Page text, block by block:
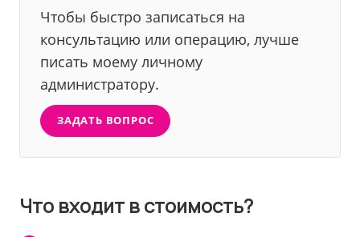
Чтобы быстро записаться на
консультацию или операцию, лучше
писать моему личному
администратору.
ЗАДАТЬ ВОПРОС
Что входит в стоимость?